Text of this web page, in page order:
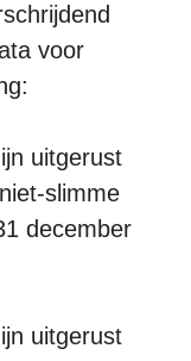
voor
uitgerust
slimme
december
uitgerust